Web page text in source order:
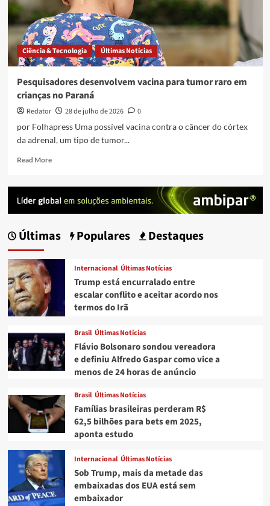
pode
superar
a
real
em
até
anos,
aponta
relatório
Ciência & Tecnologia Últimas Notícias
Pesquisadores desenvolvem vacina para tumor raro em
crianças no Paraná
Redator 28 de julho de 2026
0
por Folhapress Uma possível vacina contra o câncer do córtex
da adrenal, um tipo de tumor...
Read MoreRead
desenvolvem
vacina
tumor
em
crianças
no
Últimas Populares Destaques
Internacional Últimas Notícias
Trump está encurralado entre
escalar conflito e aceitar acordo nos
termos do Irã
Brasil Últimas Notícias
Flávio Bolsonaro sondou vereadora
e definiu Alfredo Gaspar como vice a
menos de 24 horas de anúncio
Brasil Últimas Notícias
Famílias brasileiras perderam R$
62,5 bilhões para bets em 2025,
aponta estudo
Internacional Últimas Notícias
Sob Trump, mais da metade das
embaixadas dos EUA está sem
embaixador